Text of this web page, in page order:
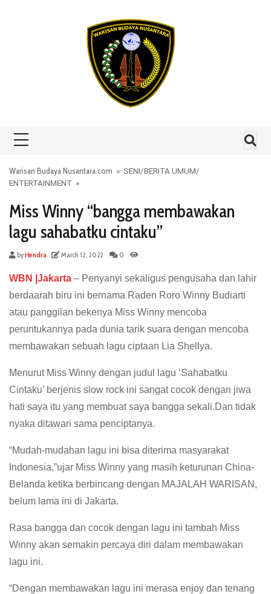
Warisan Budaya Nusantara.com » SENI/BERITA UMUM/
ENTERTAINMENT »
Miss Winny “bangga membawakan
lagu sahabatku cintaku”
byHendra March 12, 2022 0
WBN |Jakarta – Penyanyi sekaligus pengusaha dan lahir
berdaarah biru ini bernama Raden Roro Winny Budiarti
atau panggilan bekenya Miss Winny mencoba
peruntukannya pada dunia tarik suara dengan mencoba
membawakan sebuah lagu ciptaan Lia Shellya.
Menurut Miss Winny dengan judul lagu ‘Sahabatku
Cintaku’ berjenis slow rock ini sangat cocok dengan jiwa
hati saya itu yang membuat saya bangga sekali.Dan tidak
nyaka ditawari sama penciptanya.
“Mudah-mudahan lagu ini bisa diterima masyarakat
Indonesia,”ujar Miss Winny yang masih keturunan China-
Belanda ketika berbincang dengan MAJALAH WARISAN,
belum lama ini di Jakarta.
Rasa bangga dan cocok dengan lagu ini tambah Miss
Winny akan semakin percaya diri dalam membawakan
lagu ini.
“Dengan membawakan lagu ini merasa enjoy dan tenang